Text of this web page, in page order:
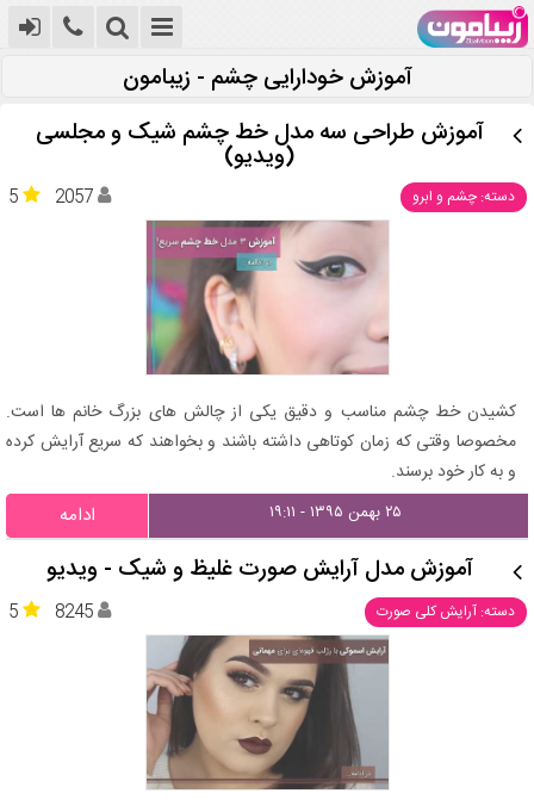
آموزش خودارایی چشم - زیبامون
آموزش طراحی سه مدل خط چشم شیک و مجلسی
(ویدیو)
دسته: چشم و ابرو 5 2057
کشیدن خط چشم مناسب و دقیق یکی از چالش های بزرگ خانم ها است.
مخصوصا وقتی که زمان کوتاهی داشته باشند و بخواهند که سریع آرایش کرده
و به کار خود برسند.
۲۵ بهمن ۱۳۹۵ - ۱۹:۱۱ ادامه
آموزش مدل آرایش صورت غلیظ و شیک - ویدیو
دسته: آرایش کلی صورت 5 8245